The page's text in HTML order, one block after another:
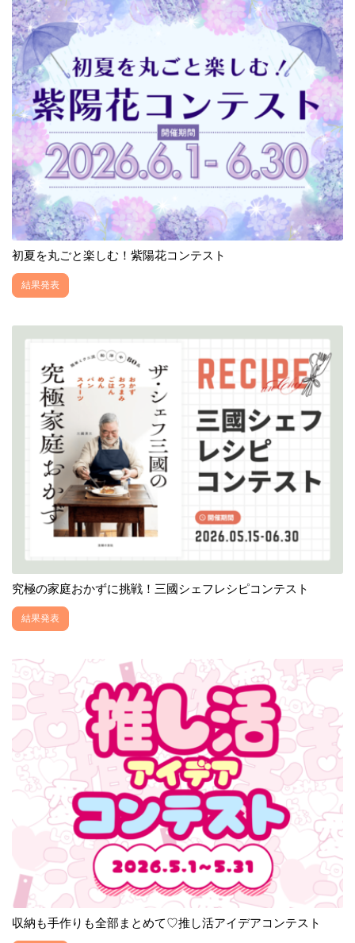
初夏を丸ごと楽しむ！紫陽花コンテスト
結果発表
究極の家庭おかずに挑戦！三國シェフレシピコンテスト
結果発表
収納も手作りも全部まとめて♡推し活アイデアコンテスト